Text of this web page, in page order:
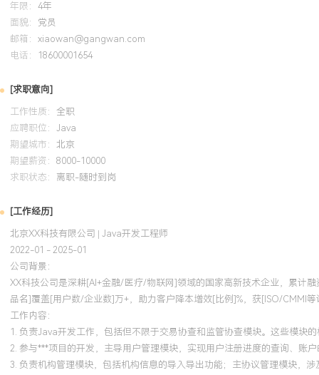
年限： 4年
面貌： 党员
邮箱： xiaowan@gangwan.com
电话：
18600001654
[求职意向]
工作性质： 全职
应聘职位： Java
期望城市： 北京
期望薪资： 8000-10000
求职状态： 离职-随时到岗
[工作经历]
北京XX科技有限公司 | Java开发工程师
2022-01 - 2025-01
公司背景：
XX科技公司是深耕[AI+金融/医疗/物联网]领域的国家高新技术企业，累计
品名]覆盖[用户数/企业数]万+，助力客户降本增效[比例]%，获[ISO/CMMI
工作内容：
1. 负责Java开发工作，包括但不限于交易协查和监管协查模块。这些模块
2. 参与***项目的开发，主导用户管理模块，实现用户注册进度的查询、账
3. 负责机构管理模块，包括机构信息的导入导出功能；主协议管理模块，